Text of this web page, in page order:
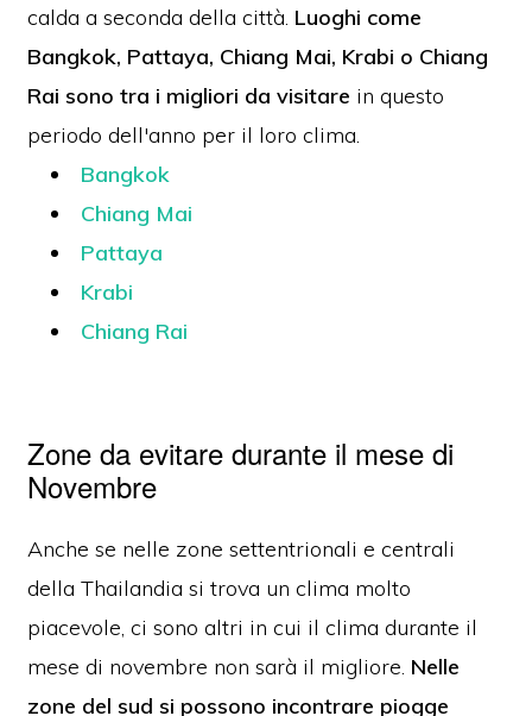
calda a seconda della città. Luoghi come
Bangkok, Pattaya, Chiang Mai, Krabi o Chiang
Rai sono tra i migliori da visitare in questo
periodo dell'anno per il loro clima.
Bangkok
Chiang Mai
Pattaya
Krabi
Chiang Rai
Zone da evitare durante il mese di
Novembre
Anche se nelle zone settentrionali e centrali
della Thailandia si trova un clima molto
piacevole, ci sono altri in cui il clima durante il
mese di novembre non sarà il migliore. Nelle
zone del sud si possono incontrare piogge